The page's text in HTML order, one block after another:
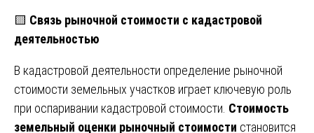
🟨 Связь рыночной стоимости с кадастровой
деятельностью
В кадастровой деятельности определение рыночной
стоимости земельных участков играет ключевую роль
при оспаривании кадастровой стоимости. Стоимость
земельный оценки рыночный стоимости становится